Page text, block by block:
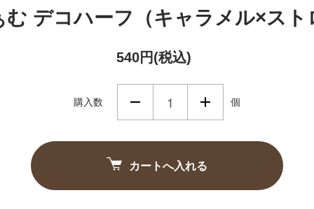
デコハーフ（キャラメル×スト
540円(税込)
購入数 個
カートへ入れる